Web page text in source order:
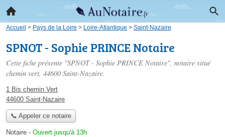
Accueil > Pays de la Loire > Loire-Atlantique > Saint-Nazaire
SPNOT - Sophie PRINCE Notaire
Cette fiche présente "SPNOT - Sophie PRINCE Notaire", notaire situé
chemin vert, 44600 Saint-Nazaire.
1 Bis chemin Vert
44600 Saint-Nazaire
📞 Appeler ce notaire
Notaire - Ouvert jusqu'à 13h